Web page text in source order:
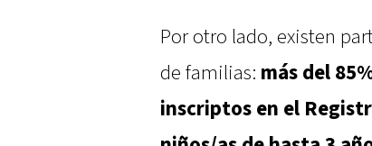
Por otro lado, existen
de familias: más del
inscriptos en el